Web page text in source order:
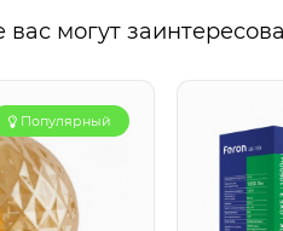
вас могут
Популярный